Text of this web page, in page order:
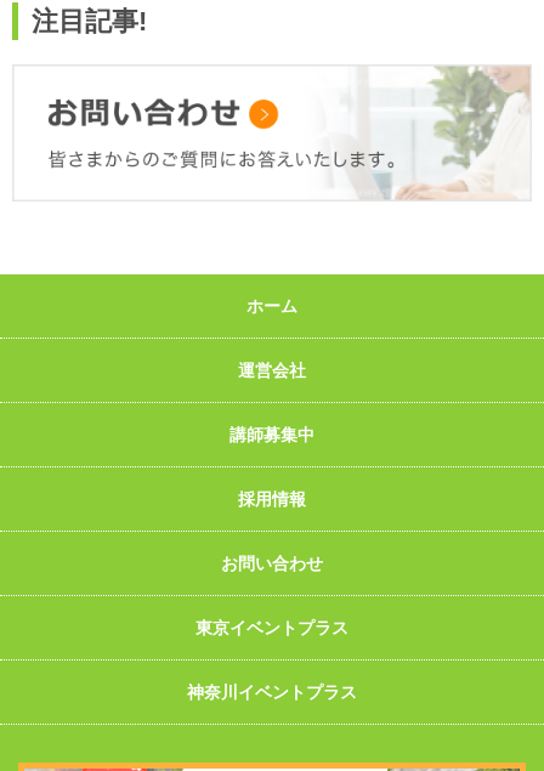
注目記事!
ホーム
運営会社
講師募集中
採用情報
お問い合わせ
東京イベントプラス
神奈川イベントプラス